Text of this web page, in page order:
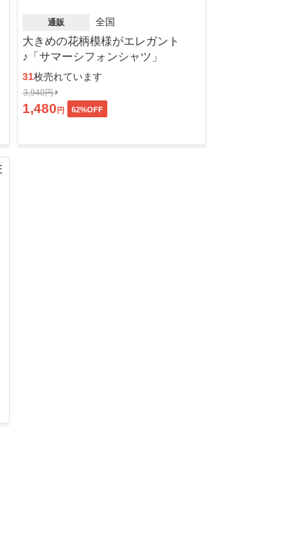
通販 全国
大きめの花柄模様がエレガント
♪「サマーシフォンシャツ」
31枚売れています
3,940円
1,480 円 62%OFF